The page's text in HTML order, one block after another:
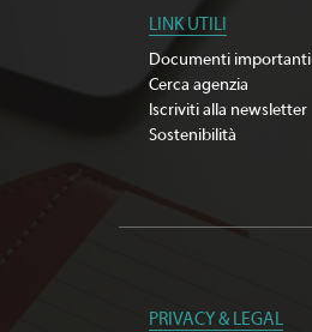
LINK UTILI
Documenti importanti
Cerca agenzia
Iscriviti alla newsletter
Sostenibilità
PRIVACY & LEGAL